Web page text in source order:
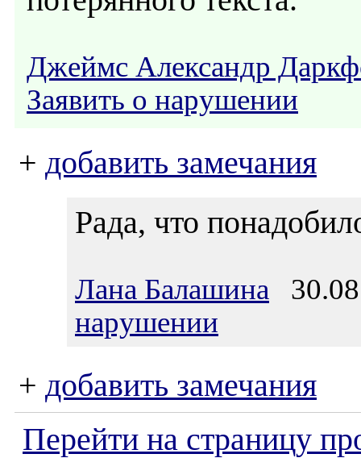
Джеймс Александр
Заявить о нарушении
+ добавить замечания
Рада, что
Лана Балашина
нарушении
+ добавить замечания
Перейти на страницу